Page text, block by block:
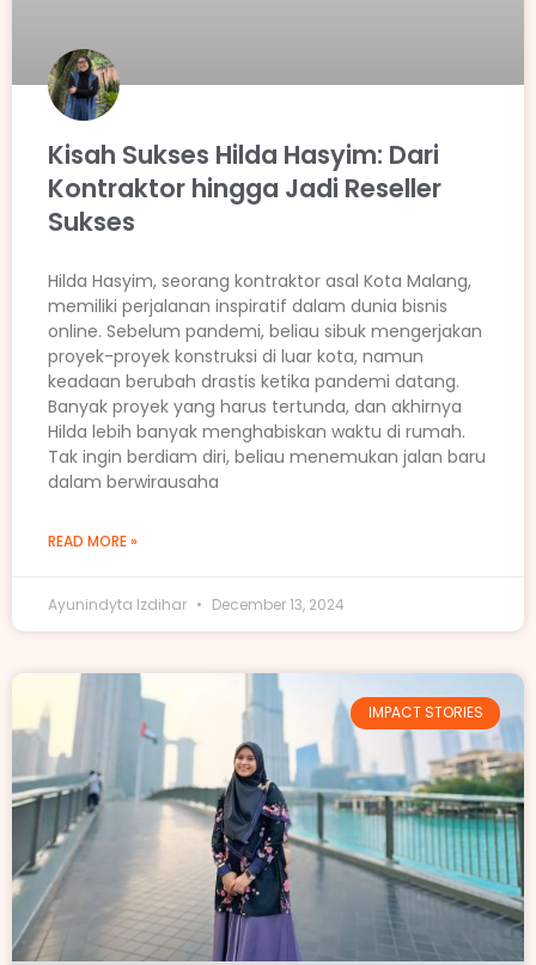
Kisah Sukses Hilda Hasyim: Dari
Kontraktor hingga Jadi Reseller
Sukses
Hilda Hasyim, seorang kontraktor asal Kota Malang,
memiliki perjalanan inspiratif dalam dunia bisnis
online. Sebelum pandemi, beliau sibuk mengerjakan
proyek-proyek konstruksi di luar kota, namun
keadaan berubah drastis ketika pandemi datang.
Banyak proyek yang harus tertunda, dan akhirnya
Hilda lebih banyak menghabiskan waktu di rumah.
Tak ingin berdiam diri, beliau menemukan jalan baru
dalam berwirausaha
READ MORE »
Ayunindyta Izdihar December 13, 2024
IMPACT STORIES